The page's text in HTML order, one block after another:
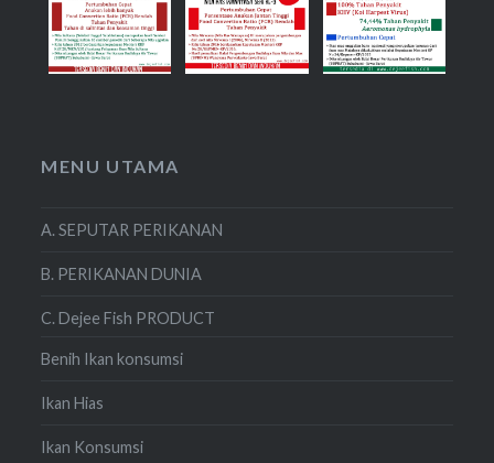
MENU UTAMA
A. SEPUTAR PERIKANAN
B. PERIKANAN DUNIA
C. Dejee Fish PRODUCT
Benih Ikan konsumsi
Ikan Hias
Ikan Konsumsi